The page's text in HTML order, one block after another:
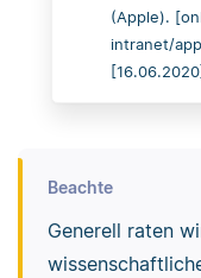
(Apple).
intranet/
Beachte
Generell raten